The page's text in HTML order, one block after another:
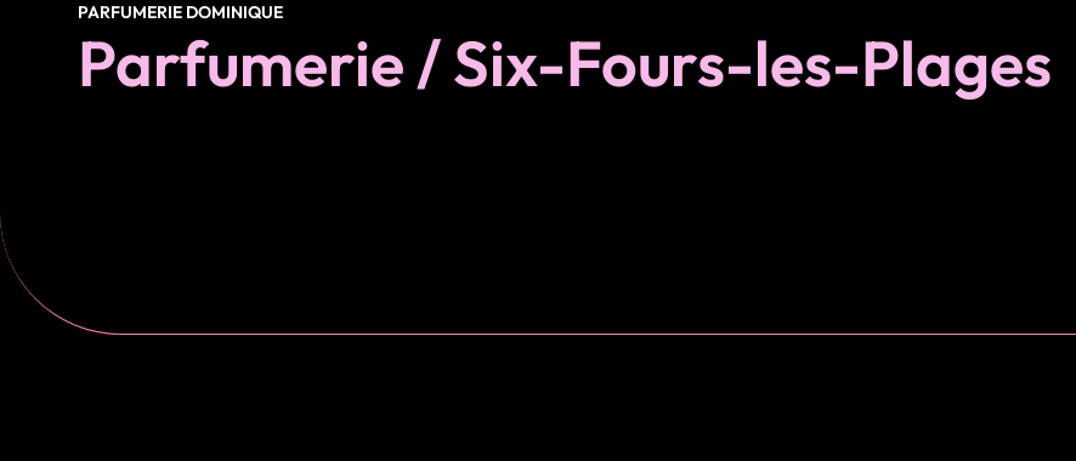
PARFUMERIE DOMINIQUE
Parfumerie / Six-Fours-les-Plages